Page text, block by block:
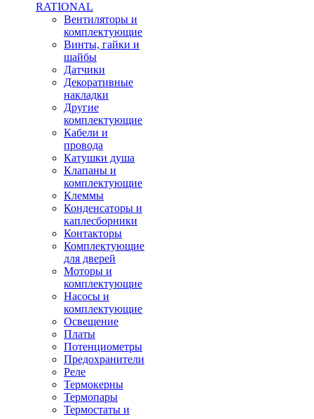
RATIONAL
Вентиляторы и
комплектующие
Винты, гайки и
шайбы
Датчики
Декоративные
накладки
Другие
комплектующие
Кабели и
провода
Катушки душа
Клапаны и
комплектующие
Клеммы
Конденсаторы и
каплесборники
Контакторы
Комплектующие
для дверей
Моторы и
комплектующие
Насосы и
комплектующие
Освещение
Платы
Потенциометры
Предохранители
Реле
Термокерны
Термопары
Термостаты и